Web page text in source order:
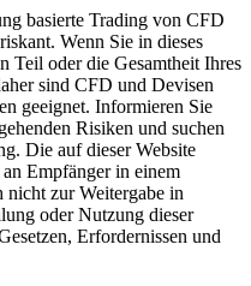
basierte Trading von CFD
Wenn Sie in dieses
Teil oder die Gesamtheit Ihres
sind CFD und Devisen
geeignet. Informieren Sie
Risiken und suchen
Die auf dieser Website
Empfänger in einem
nicht zur Weitergabe in
oder Nutzung dieser
Erfordernissen und